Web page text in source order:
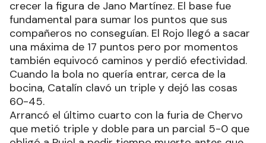
crecer la figura de Jano Martínez. El base fue
fundamental para sumar los puntos que sus
compañeros no conseguían. El Rojo llegó a sacar
una máxima de 17 puntos pero por momentos
también equivocó caminos y perdió efectividad.
Cuando la bola no quería entrar, cerca de la
bocina, Catalín clavó un triple y dejó las cosas
60-45.
Arrancó el último cuarto con la furia de Chervo
que metió triple y doble para un parcial 5-0 que